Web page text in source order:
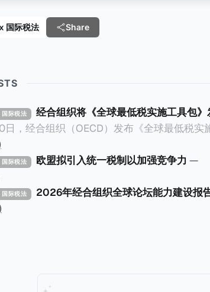
国际税法 Share
国际税法 经合组织将《全球最低税实施工具包
，经合组织（OECD）发布《全球最低税实
Toolkit），为各国税务机关和
规则协调一致、高效落地。 《工具包》的主要内容总结如下：
个司法管辖区支付
款。《工具包》主要目标是协助税务机关建
，并减少纳税人与征管机构的合规负担。
国际税法 欧盟拟引入统一税制以加强竞争力 —
国际税法 2026年经合组织全球论坛能力建设报